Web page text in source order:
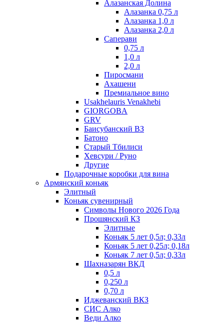
Алазанская Долина
Алазанка 0,75 л
Алазанка 1,0 л
Алазанка 2,0 л
Саперави
0,75 л
1,0 л
2,0 л
Пиросмани
Ахашени
Премиальное вино
Usakhelauris Venakhebi
GIORGOBA
GRV
Баисубанский ВЗ
Батоно
Старый Тбилиси
Хевсури / Руно
Другие
Подарочные коробки для вина
Армянский коньяк
Элитный
Коньяк сувенирный
Символы Нового 2026 Года
Прошянский КЗ
Элитные
Коньяк 5 лет 0,5л; 0,33л
Коньяк 5 лет 0,25л; 0,18л
Коньяк 7 лет 0,5л; 0,33л
Шахназарян ВКД
0,5 л
0,250 л
0,70 л
Иджеванский ВКЗ
СИС Алко
Веди Алко